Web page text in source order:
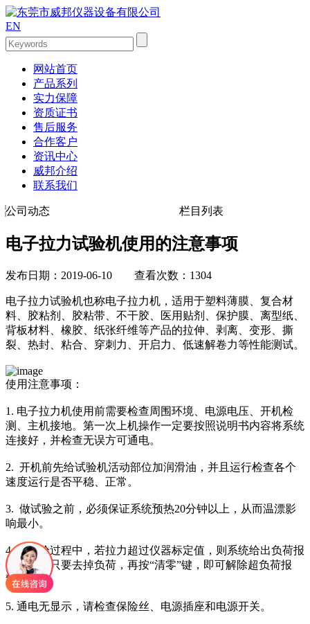
EN
网站首页
产品系列
实力保障
资质证书
售后服务
合作客户
资讯中心
威邦介绍
联系我们
公司动态 栏目列表
电子拉力试验机使用的注意事项
发布日期：2019-06-10 查看次数：1304
电子拉力试验机也称电子拉力机，适用于塑料薄膜、复合材
料、胶粘剂、胶粘带、不干胶、医用贴剂、保护膜、离型纸、
背板材料、橡胶、纸张纤维等产品的拉伸、剥离、变形、撕
裂、热封、粘合、穿刺力、开启力、低速解卷力等性能测试。
使用注意事项：
1. 电子拉力机使用前需要检查周围环境、电源电压、开机检
测、主机接地。第一次上机操作一定要按照说明书内容将系统
连接好，并检查无误方可通电。
2. 开机前先给试验机活动部位加润滑油，并且运行检查各个
速度运行是否平稳、正常。
3. 做试验之前，必须保证系统预热20分钟以上，从而温漂影
响最小。
4. 在试验过程中，若拉力超过仪器标定值，则系统给出负荷报
警，此时只要去掉负荷，再按“清零”键，即可解除超负荷报
警。
5. 通电无显示，请检查保险丝、电源插座和电源开关。